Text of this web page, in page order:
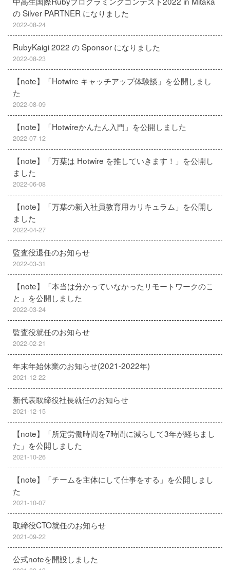
の Silver PARTNER になりました
2022-08-24
RubyKaigi 2022 の Sponsor になりました
2022-08-23
【note】「Hotwire キャッチアップ体験談」を公開しまし
た
2022-08-09
【note】「Hotwireかんたん入門」を公開しました
2022-07-12
【note】「万葉は Hotwire を推していきます！」を公開し
ました
2022-06-08
【note】「万葉の新入社員教育用カリキュラム」を公開し
ました
2022-04-27
監査役退任のお知らせ
2022-03-31
【note】「本当は分かっていなかったリモートワークのこ
と」を公開しました
2022-03-24
監査役就任のお知らせ
2022-02-21
年末年始休業のお知らせ(2021-2022年)
2021-12-22
新代表取締役社長就任のお知らせ
2021-12-15
【note】「所定労働時間を7時間に減らして3年が経ちまし
た」を公開しました
2021-10-26
【note】「チームを主体にして仕事をする」を公開しまし
た
2021-10-07
取締役CTO就任のお知らせ
2021-09-22
公式noteを開設しました